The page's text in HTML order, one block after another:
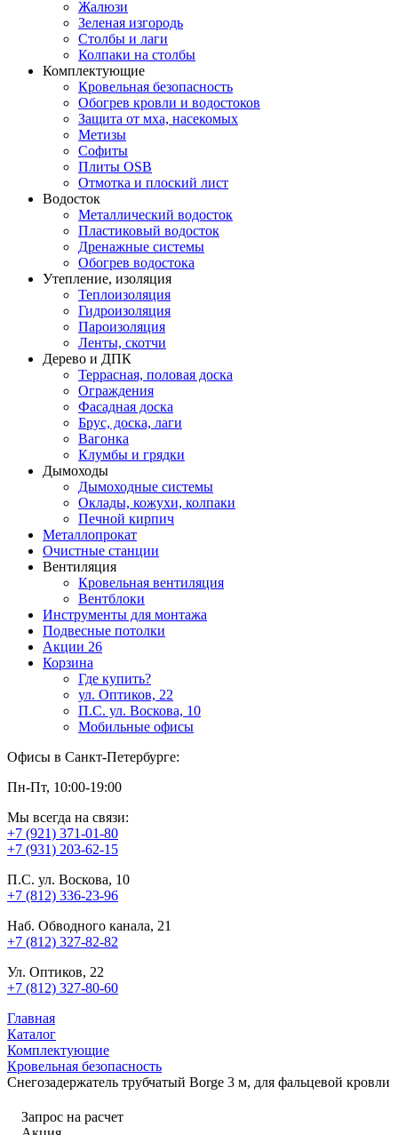
Жалюзи
Зеленая изгородь
Столбы и лаги
Колпаки на столбы
Комплектующие
Кровельная безопасность
Обогрев кровли и водостоков
Защита от мха, насекомых
Метизы
Софиты
Плиты OSB
Отмотка и плоский лист
Водосток
Металлический водосток
Пластиковый водосток
Дренажные системы
Обогрев водостока
Утепление, изоляция
Теплоизоляция
Гидроизоляция
Пароизоляция
Ленты, скотчи
Дерево и ДПК
Террасная, половая доска
Ограждения
Фасадная доска
Брус, доска, лаги
Вагонка
Клумбы и грядки
Дымоходы
Дымоходные системы
Оклады, кожухи, колпаки
Печной кирпич
Металлопрокат
Очистные станции
Вентиляция
Кровельная вентиляция
Вентблоки
Инструменты для монтажа
Подвесные потолки
Акции 26
Корзина
Где купить?
ул. Оптиков, 22
П.С. ул. Воскова, 10
Мобильные офисы
Офисы в Санкт-Петербурге:
Пн-Пт, 10:00-19:00
Мы всегда на связи:
+7 (921) 371-01-80
+7 (931) 203-62-15
П.С. ул. Воскова, 10
+7 (812) 336-23-96
Наб. Обводного канала, 21
+7 (812) 327-82-82
Ул. Оптиков, 22
+7 (812) 327-80-60
Главная
Каталог
Комплектующие
Кровельная безопасность
Снегозадержатель трубчатый Borge 3 м, для фальцевой кровли
Запрос на расчет